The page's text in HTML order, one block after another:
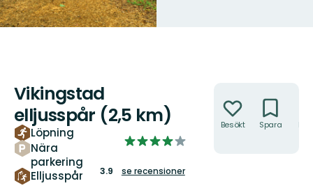
Vikingstad
elljusspår (2,5 km)
Löpning
Nära
parkering
Elljusspår
3.9291443850267385
5
3.9 se recensioner
Besökt Spara